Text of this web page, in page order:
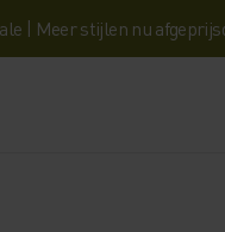
| Meer stijlen nu